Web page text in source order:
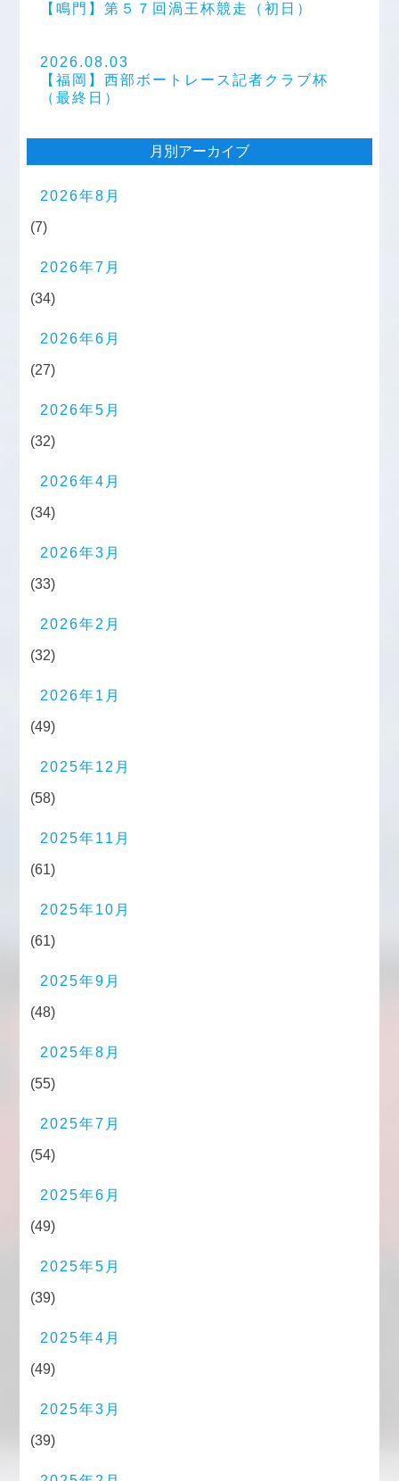
【鳴門】第５７回渦王杯競走（初日）
2026.08.03
【福岡】西部ボートレース記者クラブ杯
（最終日）
月別アーカイブ
2026年8月
(7)
2026年7月
(34)
2026年6月
(27)
2026年5月
(32)
2026年4月
(34)
2026年3月
(33)
2026年2月
(32)
2026年1月
(49)
2025年12月
(58)
2025年11月
(61)
2025年10月
(61)
2025年9月
(48)
2025年8月
(55)
2025年7月
(54)
2025年6月
(49)
2025年5月
(39)
2025年4月
(49)
2025年3月
(39)